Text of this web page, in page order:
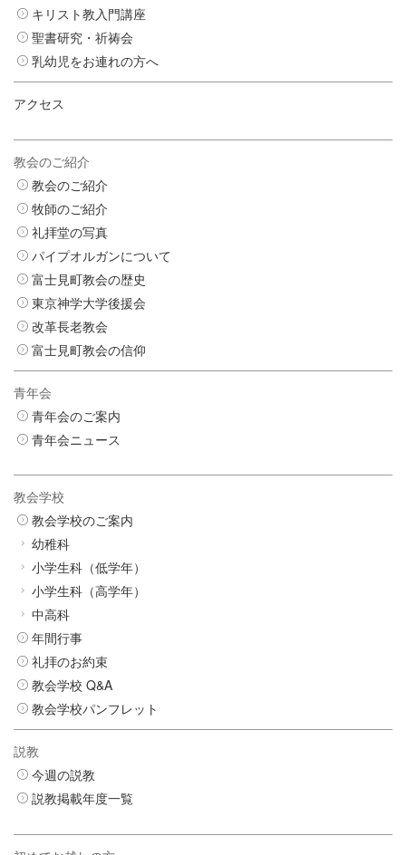
キリスト教入門講座
聖書研究・祈祷会
乳幼児をお連れの方へ
アクセス
教会のご紹介
教会のご紹介
牧師のご紹介
礼拝堂の写真
パイプオルガンについて
富士見町教会の歴史
東京神学大学後援会
改革長老教会
富士見町教会の信仰
青年会
青年会のご案内
青年会ニュース
教会学校
教会学校のご案内
幼稚科
小学生科（低学年）
小学生科（高学年）
中高科
年間行事
礼拝のお約束
教会学校 Q&A
教会学校パンフレット
説教
今週の説教
説教掲載年度一覧